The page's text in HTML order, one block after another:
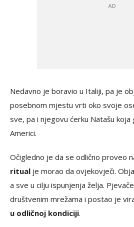
Nedavno je boravio u Italiji, pa je
posebnom mjestu vrti oko svoje
sve, pa i njegovu ćerku Natašu koja
Americi.
Očigledno je da se odlično proveo
ritual je morao da ovjekovječi.
a sve u cilju ispunjenja želja.
društvenim mrežama i postao je
u odličnoj kondiciji.